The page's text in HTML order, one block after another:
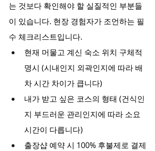
는 것보다 확인해야 할 실질적인 부분들
이 있습니다. 현장 경험자가 조언하는 필
수 체크리스트입니다.
현재 머물고 계신 숙소 위치 구체적
명시 (시내인지 외곽인지에 따라 배
차 시간 차이가 큽니다)
내가 받고 싶은 코스의 형태 (건식인
지 부드러운 관리인지에 따라 소요
시간이 다릅니다)
출장샵 예약 시 100% 후불제로 결제